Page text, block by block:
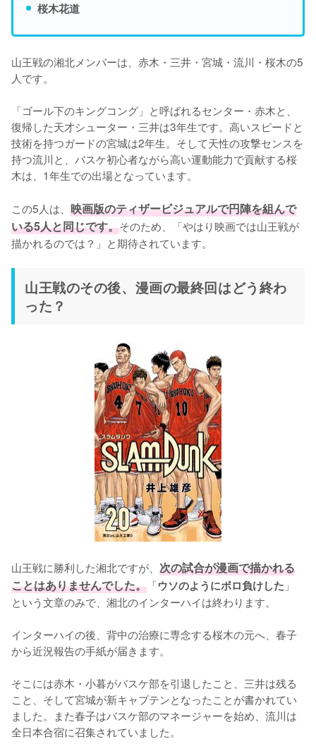
桜木花道
山王戦の湘北メンバーは、赤木・三井・宮城・流川・桜木の5
人です。
「ゴール下のキングコング」と呼ばれるセンター・赤木と、
復帰した天才シューター・三井は3年生です。高いスピードと
技術を持つガードの宮城は2年生。そして天性の攻撃センスを
持つ流川と、バスケ初心者ながら高い運動能力で貢献する桜
木は、1年生での出場となっています。
この5人は、 映画版のティザービジュアルで円陣を組んで
いる5人と同じです。そのため、「やはり映画では山王戦が
描かれるのでは？」と期待されています。
山王戦のその後、漫画の最終回はどう終わ
った？
山王戦に勝利した湘北ですが、 次の試合が漫画で描かれる
ことはありませんでした。 「ウソのようにボロ負けした 」
という文章のみで、湘北のインターハイは終わります。
インターハイの後、背中の治療に専念する桜木の元へ、春子
から近況報告の手紙が届きます。
そこには赤木・小暮がバスケ部を引退したこと、三井は残る
こと、そして宮城が新キャプテンとなったことが書かれてい
ました。また春子はバスケ部のマネージャーを始め、流川は
全日本合宿に召集されていました。